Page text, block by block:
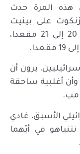
هذه المرة حدث
على بينيت
بمقعدين، وارتفع عدد مقاعده من 20 إلى 21 مقعدا،
أن 43% من الإسرائيليين، يرون أن
أغلبية ساحقة
الأسبق، غادي
في أيّهما